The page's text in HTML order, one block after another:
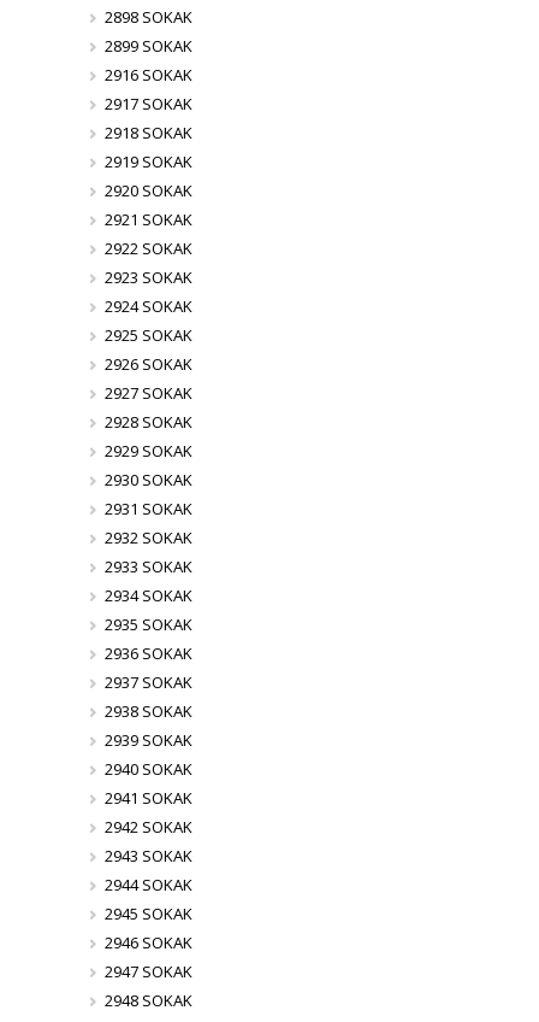
2898 SOKAK
2899 SOKAK
2916 SOKAK
2917 SOKAK
2918 SOKAK
2919 SOKAK
2920 SOKAK
2921 SOKAK
2922 SOKAK
2923 SOKAK
2924 SOKAK
2925 SOKAK
2926 SOKAK
2927 SOKAK
2928 SOKAK
2929 SOKAK
2930 SOKAK
2931 SOKAK
2932 SOKAK
2933 SOKAK
2934 SOKAK
2935 SOKAK
2936 SOKAK
2937 SOKAK
2938 SOKAK
2939 SOKAK
2940 SOKAK
2941 SOKAK
2942 SOKAK
2943 SOKAK
2944 SOKAK
2945 SOKAK
2946 SOKAK
2947 SOKAK
2948 SOKAK